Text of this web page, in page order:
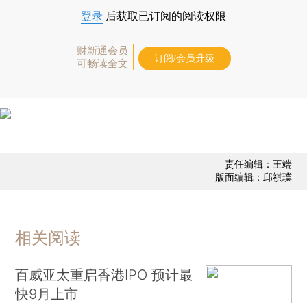
登录 后获取已订阅的阅读权限
财新通会员
可畅读全文
订阅/会员升级
责任编辑：王端
版面编辑：邱祺璞
相关阅读
百威亚太重启香港IPO 预计最
快9月上市